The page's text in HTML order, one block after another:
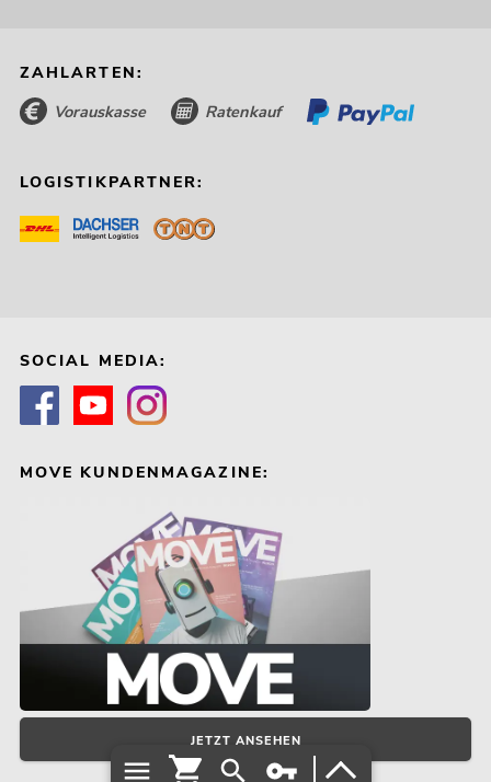
ZAHLARTEN:
Vorauskasse Ratenkauf
LOGISTIKPARTNER:
SOCIAL MEDIA:
MOVE KUNDENMAGAZINE:
JETZT ANSEHEN